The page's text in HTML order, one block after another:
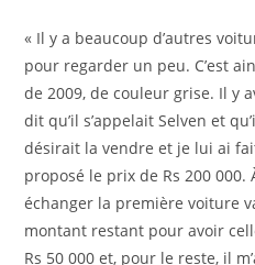
« Il y a beaucoup d’autres
pour regarder un peu. C’est
de 2009, de couleur grise. Il y
dit qu’il s’appelait Selven et
désirait la vendre et je lui ai
proposé le prix de Rs 200 000.
échanger la première voiture
montant restant pour avoir
Rs 50 000 et, pour le reste, il